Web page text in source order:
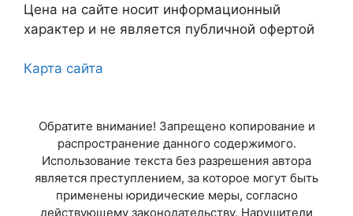
Самара
Ростов-на-Дону
Уфа
Красноярск
Цена на сайте носит информационный
характер и не является публичной офертой
Карта сайта
Обратите внимание! Запрещено копирование и
распространение данного содержимого.
Использование текста без разрешения автора
является преступлением, за которое могут быть
применены юридические меры, согласно
действующему законодательству. Нарушители